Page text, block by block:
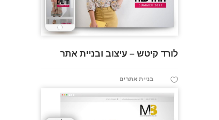
לורד קיטש – עיצוב ובניית אתר
בניית אתרים